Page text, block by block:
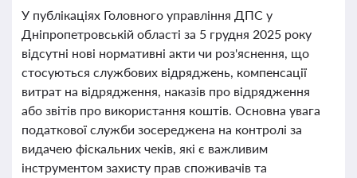
У публікаціях Головного управління ДПС у
Дніпропетровській області за 5 грудня 2025 року
відсутні нові нормативні акти чи роз'яснення, що
стосуються службових відряджень, компенсації
витрат на відрядження, наказів про відрядження
або звітів про використання коштів. Основна увага
податкової служби зосереджена на контролі за
видачею фіскальних чеків, які є важливим
інструментом захисту прав споживачів та